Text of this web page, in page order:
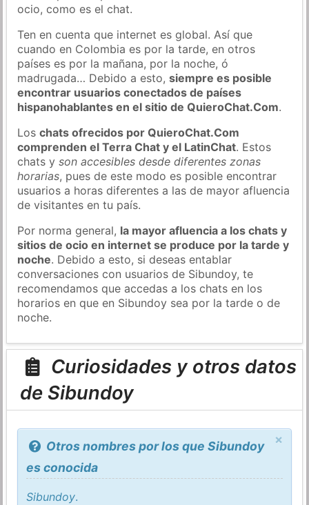
ocio, como es el chat.
Ten en cuenta que internet es global. Así que
cuando en Colombia es por la tarde, en otros
países es por la mañana, por la noche, ó
madrugada… Debido a esto,siempre es posible
encontrar usuarios conectados de países
hispanohablantes en el sitio de QuieroChat.Com.
Loschats ofrecidos por QuieroChat.Com
comprenden el Terra Chat y el LatinChat. Estos
chats yson accesibles desde diferentes zonas
horarias, pues de este modo es posible encontrar
usuarios a horas diferentes a las de mayor afluencia
de visitantes en tu país.
Por norma general, la mayor afluencia a los chats y
sitios de ocio en internet se produce por la tarde y
noche. Debido a esto, si deseas entablar
conversaciones con usuarios de Sibundoy, te
recomendamos que accedas a los chats en los
horarios en que en Sibundoy sea por la tarde o de
noche.
Curiosidades y otros datos
de Sibundoy
×
Otros nombres por los que Sibundoy
es conocida
Sibundoy.